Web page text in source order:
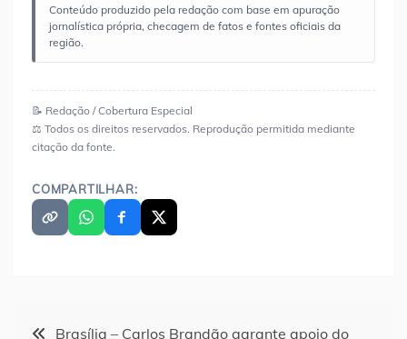
Conteúdo produzido pela redação com base em apuração
jornalística própria, checagem de fatos e fontes oficiais da
região.
📝 Redação / Cobertura Especial
⚖️ Todos os direitos reservados. Reprodução permitida mediante
citação da fonte.
COMPARTILHAR:
Navegação
Brasília – Carlos Brandão garante apoio do